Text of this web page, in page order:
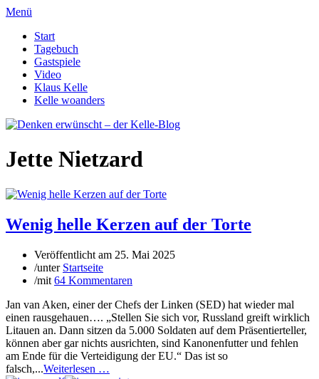
Menü
Start
Tagebuch
Gastspiele
Video
Klaus Kelle
Kelle woanders
Jette Nietzard
Wenig helle Kerzen auf der Torte
Veröffentlicht am 25. Mai 2025
/unter Startseite
/mit 64 Kommentaren
Jan van Aken, einer der Chefs der Linken (SED) hat wieder mal
einen rausgehauen…. „Stellen Sie sich vor, Russland greift wirklich
Litauen an. Dann sitzen da 5.000 Soldaten auf dem Präsentierteller,
können aber gar nichts ausrichten, sind Kanonenfutter und fehlen
am Ende für die Verteidigung der EU.“ Das ist so
falsch,...Weiterlesen …